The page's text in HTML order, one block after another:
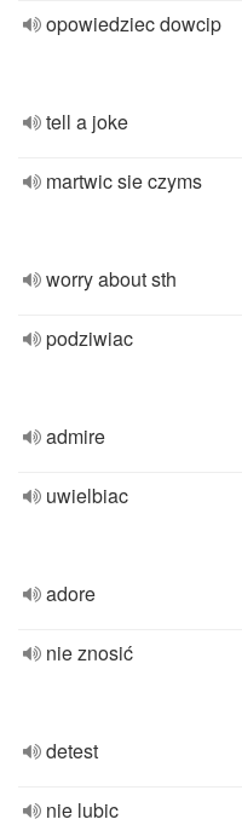
opowiedziec dowcip
tell a joke
martwic sie czyms
worry about sth
podziwiac
admire
uwielbiac
adore
nie znosić
detest
nie lubic